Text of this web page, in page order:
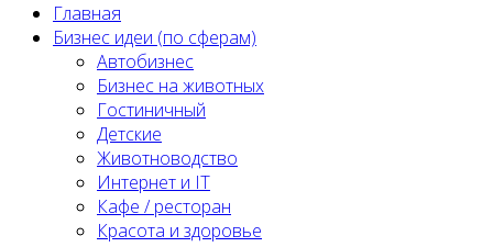
Главная
Бизнес идеи (по сферам)
Автобизнес
Бизнес на животных
Гостиничный
Детские
Животноводство
Интернет и IT
Кафе / ресторан
Красота и здоровье